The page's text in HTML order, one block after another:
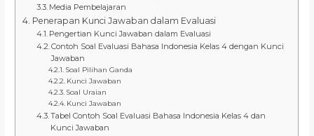
Media Pembelajaran
Penerapan Kunci Jawaban dalam Evaluasi
Pengertian Kunci Jawaban dalam Evaluasi
Contoh Soal Evaluasi Bahasa Indonesia Kelas 4 dengan Kunci
Jawaban
Soal Pilihan Ganda
Kunci Jawaban
Soal Uraian
Kunci Jawaban
Tabel Contoh Soal Evaluasi Bahasa Indonesia Kelas 4 dan
Kunci Jawaban